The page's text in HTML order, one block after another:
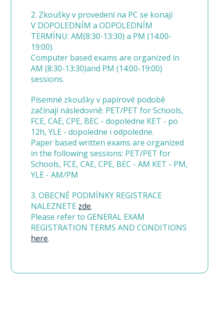
2. Zkoušky v provedení na PC se konají
V DOPOLEDNÍM a ODPOLEDNÍM
TERMÍNU: AM(8:30-13:30) a PM (14:00-
19:00).
Computer based exams are organized in
AM (8:30-13:30)and PM (14:00-19:00)
sessions.
Písemné zkoušky v papírové podobě
začínají následovně: PET/PET for Schools,
FCE, CAE, CPE, BEC - dopoledne KET - po
12h, YLE - dopoledne i odpoledne.
Paper based written exams are organized
in the following sessions: PET/PET for
Schools, FCE, CAE, CPE, BEC - AM KET - PM,
YLE - AM/PM
3. OBECNÉ PODMÍNKY REGISTRACE
NALEZNETE zde.
Please refer to GENERAL EXAM
REGISTRATION TERMS AND CONDITIONS
here.